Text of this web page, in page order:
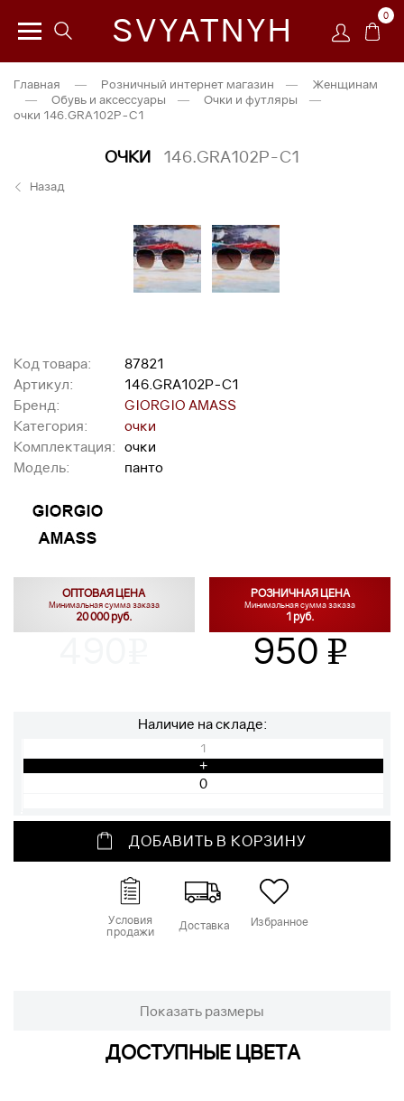
SVYATNYH 0
Главная — Розничный интернет магазин —
Женщинам
—
Обувь и аксессуары — Очки и футляры
—
очки 146.GRA102P-C1
ОЧКИ 146.GRA102P-C1
Назад
Код товара:
87821
Артикул:
146.GRA102P-C1
Бренд:
GIORGIO AMASS
Категория:
очки
Комплектация:
очки
Модель:
панто
ОПТОВАЯ ЦЕНА
Минимальная сумма заказа
20 000 руб.
РОЗНИЧНАЯ ЦЕНА
Минимальная сумма заказа
1 руб.
950 v
Наличие на складе:
1
+
ДОБАВИТЬ В КОРЗИНУ
Условия
продажи Доставка Избранное
Показать размеры
ДОСТУПНЫЕ ЦВЕТА